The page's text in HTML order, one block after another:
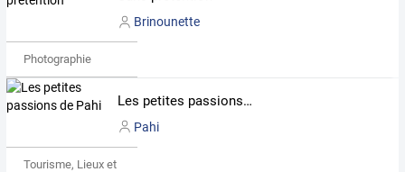
Brinounette
Photographie
Les petites passions de Pahi
Pahi
Tourisme, Lieux et Événements